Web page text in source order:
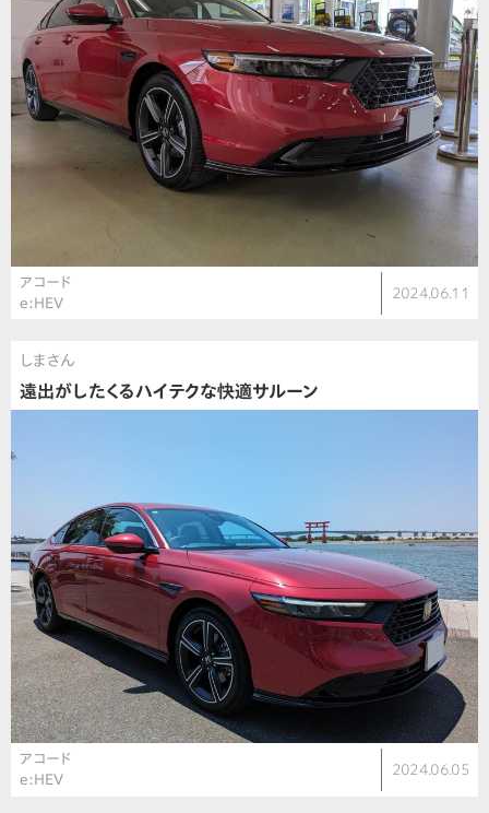
アコード
e:HEV
2024.06.11
しまさん
遠出がしたくるハイテクな快適サルーン
アコード
e:HEV
2024.06.05